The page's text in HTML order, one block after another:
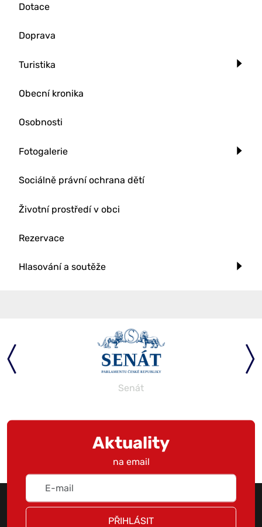
Dotace
Doprava
Turistika
Obecní kronika
Osobnosti
Fotogalerie
Sociálně právní ochrana dětí
Životní prostředí v obci
Rezervace
Hlasování a soutěže
Senát
Aktuality
na email
PŘIHLÁSIT